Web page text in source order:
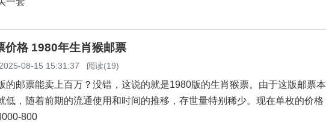
价格 1980年生肖猴邮票
08-15 15:31:37 阅读(19)
邮票能卖上百万？没错，这说的就是1980版的生肖猴票。由于这版邮票本
低，随着前期的流通使用和时间的推移，存世量特别稀少。现在单枚的价格
800